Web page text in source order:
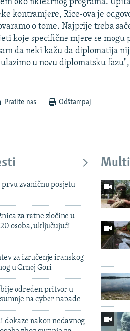
oko nklearnog programa.
kontramjere, Rice-ova je
o tome. Najprije treba
koje specifične mjere se
da neki kažu da diplomatija
u novu diplomatsku
Pratite nas Odštampaj
prvu zvaničnu posjetu
za ratne zločine u
osoba, uključujući
za izručenje iranskog
u Crnoj Gori
određen pritvor u
na cyber napade
dokaze nakon nedavnog